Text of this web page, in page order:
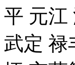
平 元江
武定 禄